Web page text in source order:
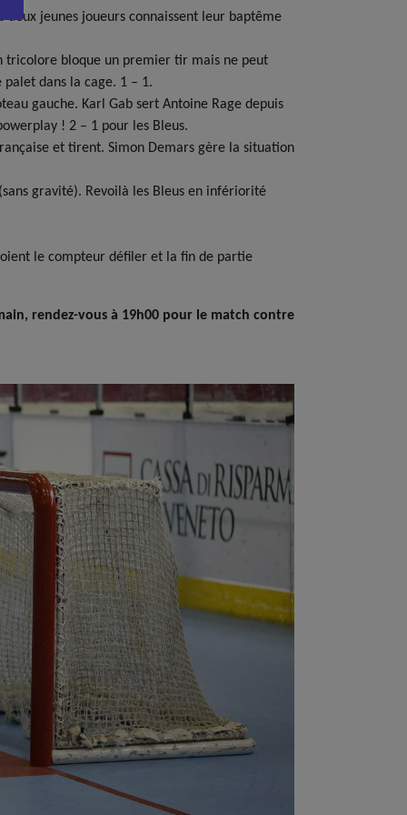
jeunes joueurs connaissent leur baptême
tricolore bloque un premier tir mais ne peut
dans la cage. 1 – 1.
gauche. Karl Gab sert Antoine Rage depuis
! 2 – 1 pour les Bleus.
et tirent. Simon Demars gère la situation
gravité). Revoilà les Bleus en infériorité
le compteur défiler et la fin de partie
rendez-vous à 19h00 pour le match contre